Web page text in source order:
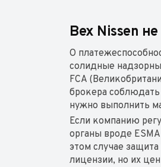
Bex Nissen
О
солидные
FCA
брокера
нужно выполнить
Если компанию
органы вроде
этом случае
лицензии, но их